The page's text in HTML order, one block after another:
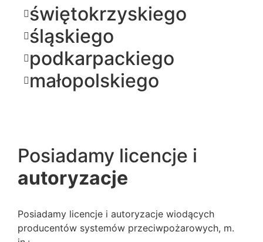
świętokrzyskiego
śląskiego
podkarpackiego
małopolskiego
Posiadamy licencje i
autoryzacje
Posiadamy licencje i autoryzacje wiodących
producentów systemów przeciwpożarowych, m.